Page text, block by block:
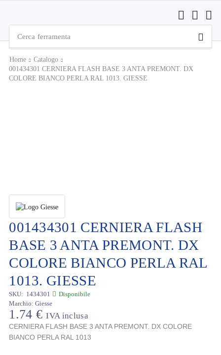
Cerca ferramenta
Home
Catalogo
001434301 CERNIERA FLASH BASE 3 ANTA PREMONT. DX
COLORE BIANCO PERLA RAL 1013. GIESSE
001434301 CERNIERA FLASH
BASE 3 ANTA PREMONT. DX
COLORE BIANCO PERLA RAL
1013. GIESSE
SKU: 1434301
Marchio: Giesse
Disponibile
1.74 € IVA inclusa
CERNIERA FLASH BASE 3 ANTA PREMONT. DX COLORE
BIANCO PERLA RAL 1013